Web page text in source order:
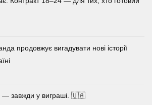
продовжує вигадувати нові історії
— завжди у виграші. 🇺🇦